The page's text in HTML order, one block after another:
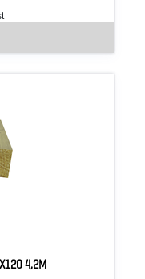
4,2M